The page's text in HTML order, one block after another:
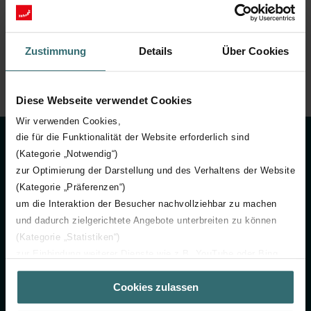
Zustimmung Details Über Cookies
Diese Webseite verwendet Cookies
Wir verwenden Cookies,
die für die Funktionalität der Website erforderlich sind
(Kategorie „Notwendig“)
zur Optimierung der Darstellung und des Verhaltens der Website
(Kategorie „Präferenzen“)
um die Interaktion der Besucher nachvollziehbar zu machen
und dadurch zielgerichtete Angebote unterbreiten zu können
(Kategorie „Statistiken“)
(Kategorie „Marketing“)
Über „Details zeigen“ bzw. die Datenschutzerklärung erhalten
Sie weitere Informationen. Durch die Auswahl der Kategorie
Cookies zulassen
Nachhaltiges Handeln bei der Beschaffung
Der Verhaltenskodex der Zehnder
Group ist ein zentrales Element in der
täglichen Zusammenarbeit mit unseren
Mitarbeitenden, Kundinnen und
Kunden, Lieferanten und Partnern. Er